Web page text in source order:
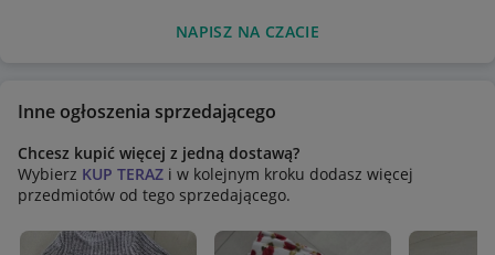
NAPISZ NA CZACIE
Inne ogłoszenia sprzedającego
Chcesz kupić więcej z jedną dostawą?
Wybierz KUP TERAZ i w kolejnym kroku dodasz więcej
przedmiotów od tego sprzedającego.